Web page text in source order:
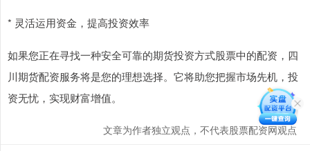
* 灵活运用资金，提高投资效率
如果您正在寻找一种安全可靠的期货投资方式股票中的配资，四
川期货配资服务将是您的理想选择。它将助您把握市场先机，投
资无忧，实现财富增值。
文章为作者独立观点，不代表股票配资网观点